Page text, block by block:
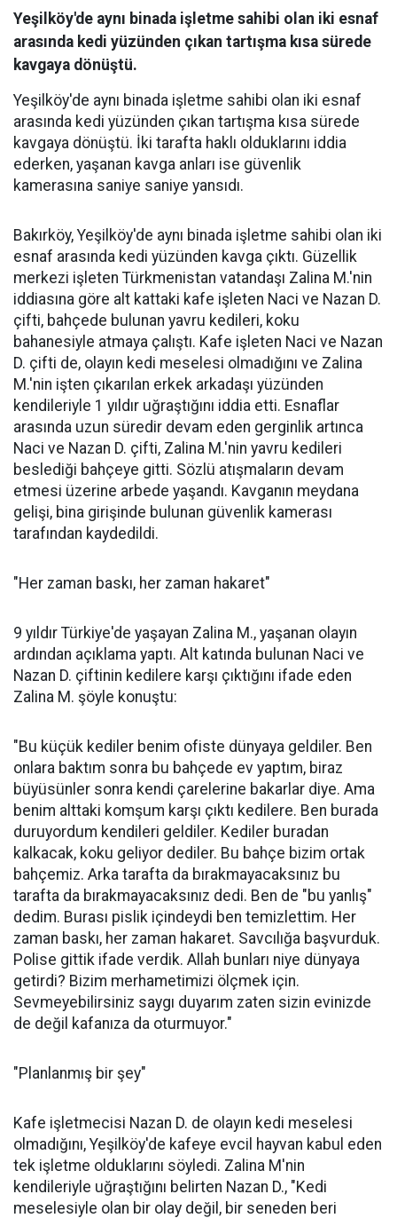
Yeşilköy'de aynı binada işletme sahibi olan iki esnaf
arasında kedi yüzünden çıkan tartışma kısa sürede
kavgaya dönüştü.
Yeşilköy'de aynı binada işletme sahibi olan iki esnaf
arasında kedi yüzünden çıkan tartışma kısa sürede
kavgaya dönüştü. İki tarafta haklı olduklarını iddia
ederken, yaşanan kavga anları ise güvenlik
kamerasına saniye saniye yansıdı.
Bakırköy, Yeşilköy'de aynı binada işletme sahibi olan iki
esnaf arasında kedi yüzünden kavga çıktı. Güzellik
merkezi işleten Türkmenistan vatandaşı Zalina M.'nin
iddiasına göre alt kattaki kafe işleten Naci ve Nazan D.
çifti, bahçede bulunan yavru kedileri, koku
bahanesiyle atmaya çalıştı. Kafe işleten Naci ve Nazan
D. çifti de, olayın kedi meselesi olmadığını ve Zalina
M.'nin işten çıkarılan erkek arkadaşı yüzünden
kendileriyle 1 yıldır uğraştığını iddia etti. Esnaflar
arasında uzun süredir devam eden gerginlik artınca
Naci ve Nazan D. çifti, Zalina M.'nin yavru kedileri
beslediği bahçeye gitti. Sözlü atışmaların devam
etmesi üzerine arbede yaşandı. Kavganın meydana
gelişi, bina girişinde bulunan güvenlik kamerası
tarafından kaydedildi.
"Her zaman baskı, her zaman hakaret"
9 yıldır Türkiye'de yaşayan Zalina M., yaşanan olayın
ardından açıklama yaptı. Alt katında bulunan Naci ve
Nazan D. çiftinin kedilere karşı çıktığını ifade eden
Zalina M. şöyle konuştu:
"Bu küçük kediler benim ofiste dünyaya geldiler. Ben
onlara baktım sonra bu bahçede ev yaptım, biraz
büyüsünler sonra kendi çarelerine bakarlar diye. Ama
benim alttaki komşum karşı çıktı kedilere. Ben burada
duruyordum kendileri geldiler. Kediler buradan
kalkacak, koku geliyor dediler. Bu bahçe bizim ortak
bahçemiz. Arka tarafta da bırakmayacaksınız bu
tarafta da bırakmayacaksınız dedi. Ben de "bu yanlış"
dedim. Burası pislik içindeydi ben temizlettim. Her
zaman baskı, her zaman hakaret. Savcılığa başvurduk.
Polise gittik ifade verdik. Allah bunları niye dünyaya
getirdi? Bizim merhametimizi ölçmek için.
Sevmeyebilirsiniz saygı duyarım zaten sizin evinizde
de değil kafanıza da oturmuyor."
"Planlanmış bir şey"
Kafe işletmecisi Nazan D. de olayın kedi meselesi
olmadığını, Yeşilköy'de kafeye evcil hayvan kabul eden
tek işletme olduklarını söyledi. Zalina M'nin
kendileriyle uğraştığını belirten Nazan D., "Kedi
meselesiyle olan bir olay değil, bir seneden beri